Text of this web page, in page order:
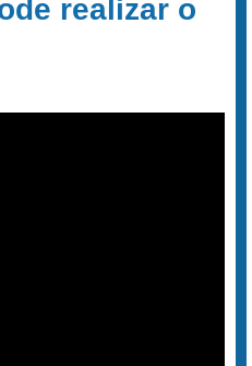
realizar o